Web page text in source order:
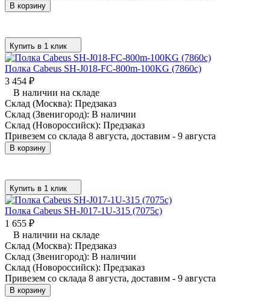
В корзину
Купить в 1 клик
Полка Cabeus SH-J018-FC-800m-100KG (7860c)
3 454 ₽
В наличии на складе
Склад (Москва): Предзаказ
Склад (Звенигород): В наличии
Склад (Новороссийск): Предзаказ
Привезем со склада 8 августа, доставим - 9 августа
В корзину
Купить в 1 клик
Полка Cabeus SH-J017-1U-315 (7075c)
1 655 ₽
В наличии на складе
Склад (Москва): Предзаказ
Склад (Звенигород): В наличии
Склад (Новороссийск): Предзаказ
Привезем со склада 8 августа, доставим - 9 августа
В корзину